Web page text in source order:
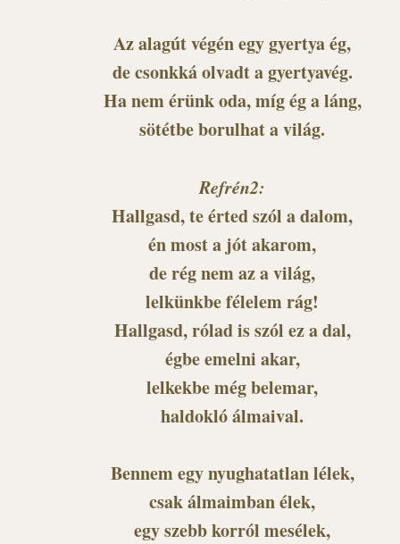
Az alagút végén egy gyertya ég,
de csonkká olvadt a gyertyavég.
Ha nem érünk oda, míg ég a láng,
sötétbe borulhat a világ.
Refrén2:
Hallgasd, te érted szól a dalom,
én most a jót akarom,
de rég nem az a világ,
lelkünkbe félelem rág!
Hallgasd, rólad is szól ez a dal,
égbe emelni akar,
lelkekbe még belemar,
haldokló álmaival.
Bennem egy nyughatatlan lélek,
csak álmaimban élek,
egy szebb korról mesélek,